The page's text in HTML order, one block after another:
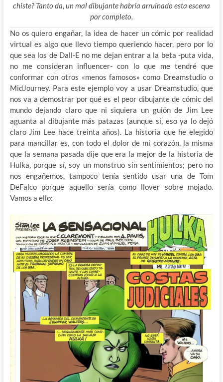
chiste? Tanto da, un mal dibujante habría arruinado esta escena
por completo.
No os quiero engañar, la idea de hacer un cómic por realidad
virtual es algo que llevo tiempo queriendo hacer, pero por lo
que sea los de Dall-E no me dejan entrar a la beta -puta vida,
no me consideran influencer- con lo que me tendré que
conformar con otros «menos famosos» como Dreamstudio o
MidJourney. Para este ejemplo voy a usar Dreamstudio, que
nos va a demostrar por qué es el peor dibujante de cómic del
mundo dejando claro que ni siquiera un guión de Jim Lee
aguanta al dibujante más patazas (aunque sí, eso ya lo dejó
claro Jim Lee hace treinta años). La historia que he elegido
para mancillar es, con todo el dolor de mi corazón, la misma
que la semana pasada dije que era la mejor de la historia de
Hulka, porque sí, soy un monstruo sin sentimientos; pero no
nos engañemos, tampoco tenía sentido usar una de Tom
DeFalco porque aquello sería como llover sobre mojado.
Vamos a ello: